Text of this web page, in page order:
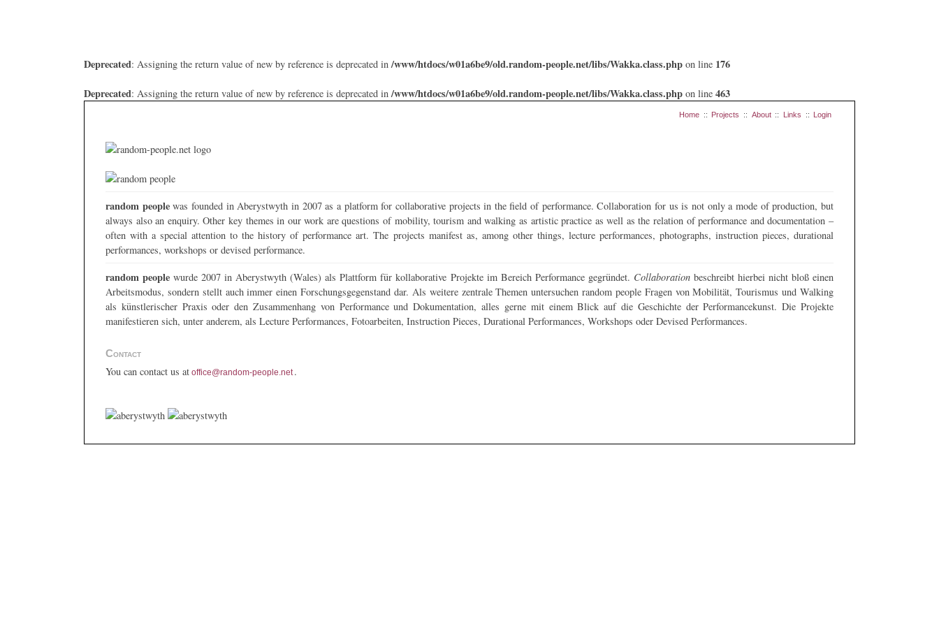
Deprecated: Assigning the return value of new by reference is deprecated in/www/htdocs/w01a6be9/old.random-people.net/libs/Wakka.class.php on line 176
Deprecated: Assigning the return value of new by reference is deprecated in/www/htdocs/w01a6be9/old.random-people.net/libs/Wakka.class.php on line 463
Home :: Projects :: About :: Links :: Login
random peoplewas founded in Aberystwyth in 2007 as a platform for collaborative projects in the field of performance. Collaboration for us is not only a mode of production, but
always also an enquiry. Other key themes in our work are questions of mobility, tourism and walking as artistic practice as well as the relation of performance and documentation –
often with a special attention to the history of performance art. The projects manifest as, among other things, lecture performances, photographs, instruction pieces, durational
performances, workshops or devised performance.
random people wurde 2007 in Aberystwyth (Wales) als Plattform für kollaborative Projekte im Bereich Performance gegründet. Collaborationbeschreibt hierbei nicht bloß einen
Arbeitsmodus, sondern stellt auch immer einen Forschungsgegenstand dar. Als weitere zentrale Themen untersuchen random people Fragen von Mobilität, Tourismus und Walking
als künstlerischer Praxis oder den Zusammenhang von Performance und Dokumentation, alles gerne mit einem Blick auf die Geschichte der Performancekunst. Die Projekte
manifestieren sich, unter anderem, als Lecture Performances, Fotoarbeiten, Instruction Pieces, Durational Performances, Workshops oder Devised Performances.
Contact
You can contact us at office@random-people.net .